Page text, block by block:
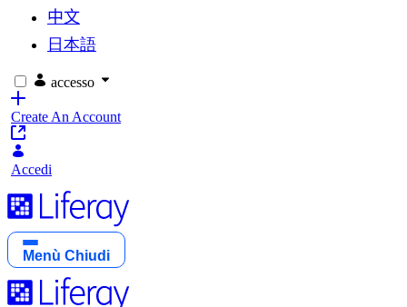
中文
日本語
accesso
Create An Account
Accedi
Menù Chiudi